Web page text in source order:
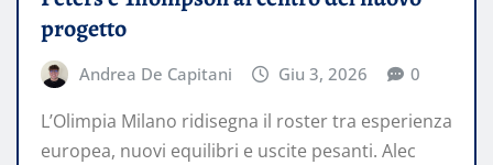
progetto
Andrea De Capitani Giu 3, 2026 0
L’Olimpia Milano ridisegna il roster tra esperienza
europea, nuovi equilibri e uscite pesanti. Alec